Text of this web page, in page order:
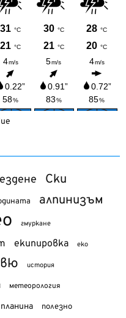
Ски
алпинизъм
гмуркане
екипировка еко
история
метеорология
планина полезно